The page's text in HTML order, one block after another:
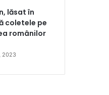
lăsat în
coletele pe
românilor
2023